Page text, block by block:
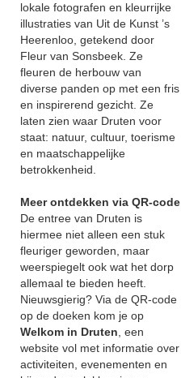
lokale fotografen en kleurrijke
illustraties van Uit de Kunst ’s
Heerenloo, getekend door
Fleur van Sonsbeek. Ze
fleuren de herbouw van
diverse panden op met een fris
en inspirerend gezicht. Ze
laten zien waar Druten voor
staat: natuur, cultuur, toerisme
en maatschappelijke
betrokkenheid.
Meer ontdekken via QR-code
De entree van Druten is
hiermee niet alleen een stuk
fleuriger geworden, maar
weerspiegelt ook wat het dorp
allemaal te bieden heeft.
Nieuwsgierig? Via de QR-code
op de doeken kom je op
Welkom in Druten, een
website vol met informatie over
activiteiten, evenementen en